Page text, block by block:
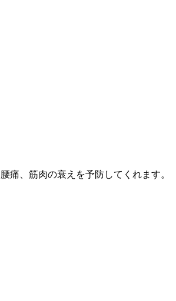
痛、筋肉の衰えを予防してくれます。